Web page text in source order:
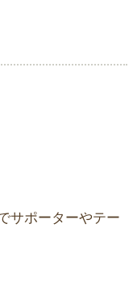
サポーターやテー